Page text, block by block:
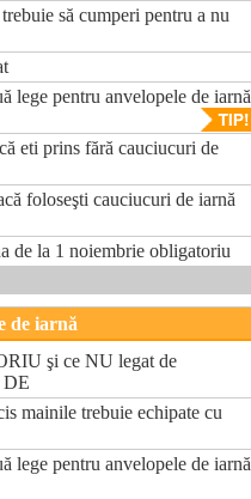
să cumperi pentru a nu
lege pentru anvelopele de iarnă
eti prins fără cauciucuri de
foloseşti cauciucuri de iarnă
de la 1 noiembrie obligatoriu
de iarnă
şi ce NU legat de
mainile trebuie echipate cu
lege pentru anvelopele de iarnă